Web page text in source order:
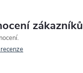
zákazníků